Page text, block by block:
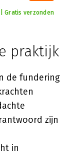
Gratis verzonden
praktijk
de fundering
zijn
in